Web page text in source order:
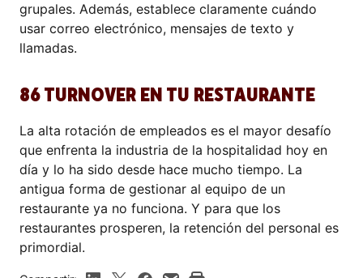
grupales. Además, establece claramente cuándo
usar correo electrónico, mensajes de texto y
llamadas.
86 TURNOVER EN TU RESTAURANTE
La alta rotación de empleados es el mayor desafío
que enfrenta la industria de la hospitalidad hoy en
día y lo ha sido desde hace mucho tiempo. La
antigua forma de gestionar al equipo de un
restaurante ya no funciona. Y para que los
restaurantes prosperen, la retención del personal es
primordial.